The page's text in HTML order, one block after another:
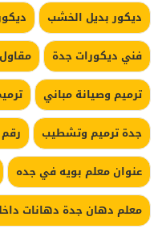
ديكور بديل الخشب
فني ديكورات جدة
ترميم وصيانة مباني
جدة ترميم وتشطيب
عنوان معلم بويه في جده
معلم دهان جدة دهانات